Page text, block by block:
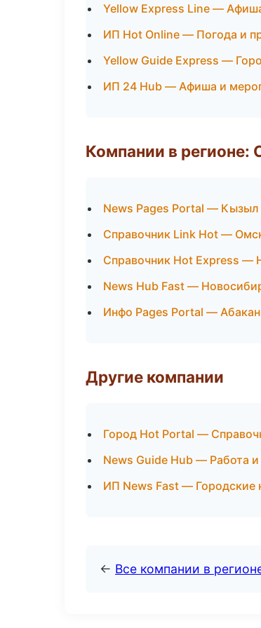
Yellow Express Line —
ИП Hot Online — Погода и
Yellow Guide Express —
ИП 24 Hub — Афиша и
Компании в регионе:
News Pages Portal — Кызыл
Справочник Link Hot —
Справочник Hot Express —
News Hub Fast —
Инфо Pages Portal — Абакан
Другие компании
Город Hot Portal —
News Guide Hub — Работа
ИП News Fast — Городские
← Все компании в